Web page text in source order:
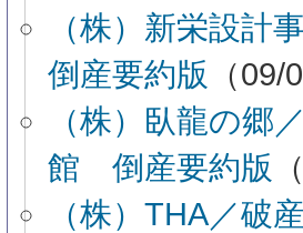
（株）新栄設
倒産要約版 （
（株）臥龍の
館 倒産要約版
（株）THA／